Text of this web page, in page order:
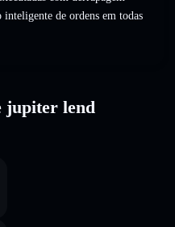
de ordens em todas
jupiter lend